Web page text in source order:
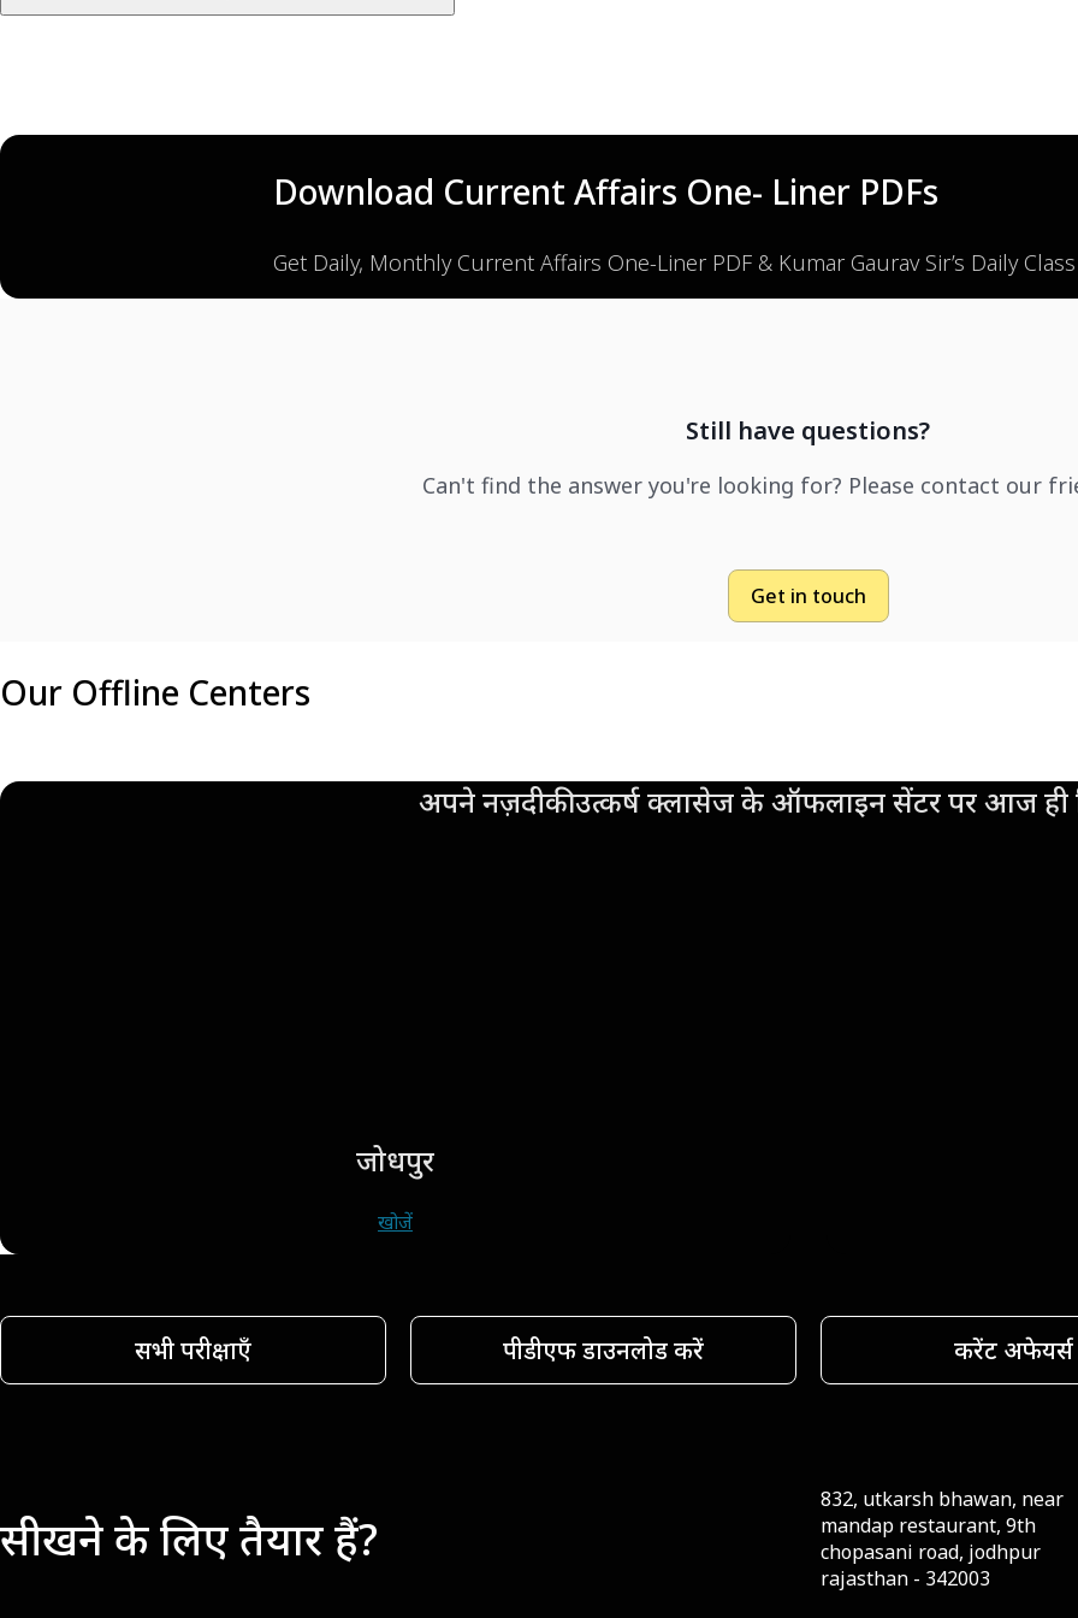
Download Current Affairs One- Liner PDFs
Get Daily, Monthly Current Affairs One-Liner PDF & Kumar Gaurav Sir’s Daily
Still have questions?
Can't find the answer you're looking for? Please contact our
Get in touch
Our Offline Centers
अपने नज़दीकी उत्कर्ष क्लासेज के ऑफलाइन सेंटर पर आज ही
जोधपुर
खोजें
सभी परीक्षाएँ पीडीएफ डाउनलोड करें करेंट अफेयर्स
सीखने के लिए तैयार हैं?
832, utkarsh bhawan, near
mandap restaurant, 9th
chopasani road, jodhpur
rajasthan - 342003